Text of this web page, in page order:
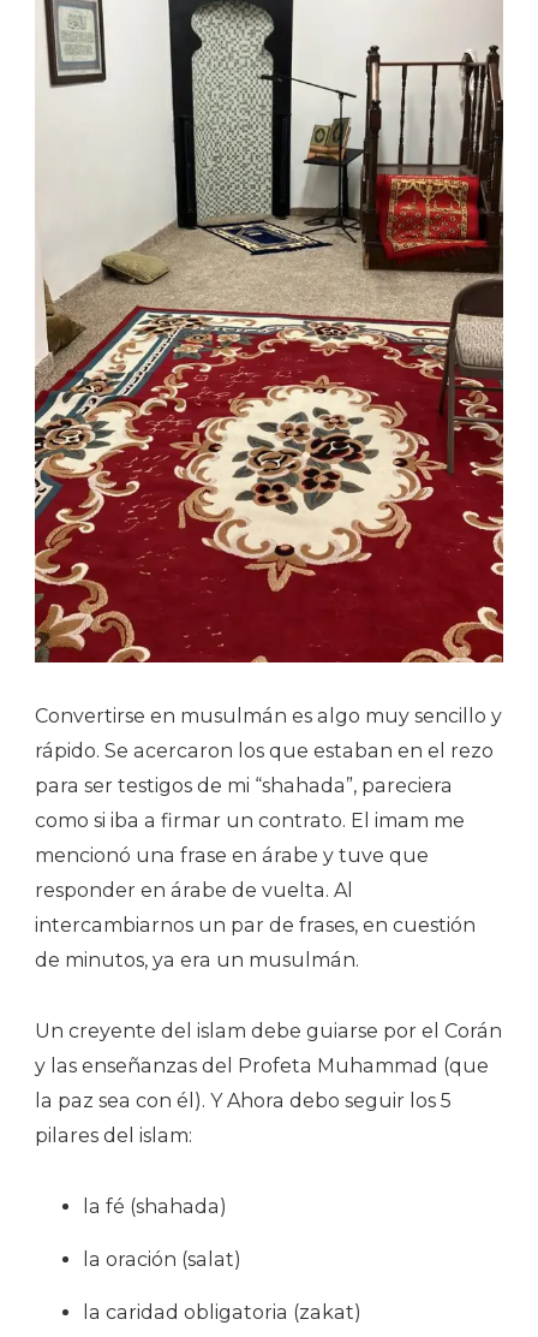
Convertirse en musulmán es algo muy sencillo y
rápido. Se acercaron los que estaban en el rezo
para ser testigos de mi “shahada”, pareciera
como si iba a firmar un contrato. El imam me
mencionó una frase en árabe y tuve que
responder en árabe de vuelta. Al
intercambiarnos un par de frases, en cuestión
de minutos, ya era un musulmán.
Un creyente del islam debe guiarse por el Corán
y las enseñanzas del Profeta Muhammad (que
la paz sea con él). Y Ahora debo seguir los 5
pilares del islam:
la fé (shahada)
la oración (salat)
la caridad obligatoria (zakat)